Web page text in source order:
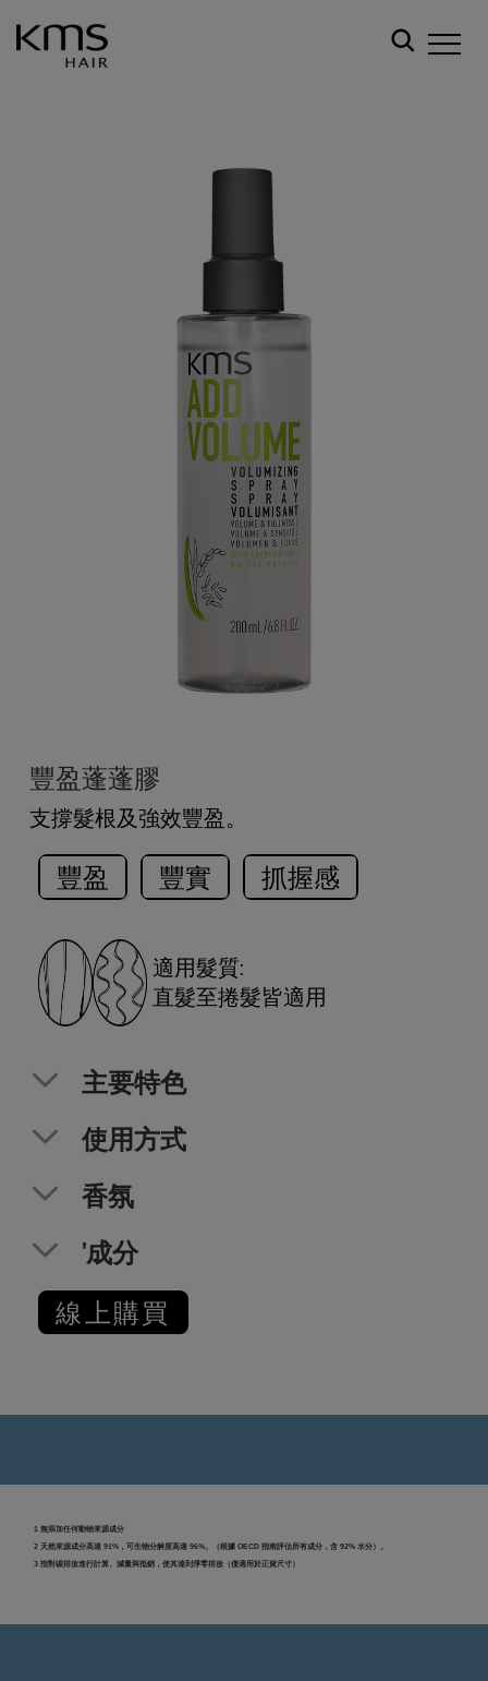
豐盈蓬蓬膠
支撐髮根及強效豐盈。
豐盈 豐實 抓握感
適用髮質:
直髮至捲髮皆適用
主要特色
使用方式
香氛
'成分
線上購買
1 無添加任何動物來源成分
2 天然來源成分高達 91%，可生物分解度高達 96%。（根據 OECD 指南評估所有成分，含 92% 水分）。
3 指對碳排放進行計算、減量與抵銷，使其達到淨零排放（僅適用於正貨尺寸）